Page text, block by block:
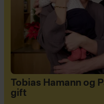
Tobias Hamann og
gift